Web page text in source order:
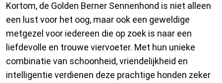
Kortom, de Golden Berner Sennenhond is niet alleen
een lust voor het oog, maar ook een geweldige
metgezel voor iedereen die op zoek is naar een
liefdevolle en trouwe viervoeter. Met hun unieke
combinatie van schoonheid, vriendelijkheid en
intelligentie verdienen deze prachtige honden zeker